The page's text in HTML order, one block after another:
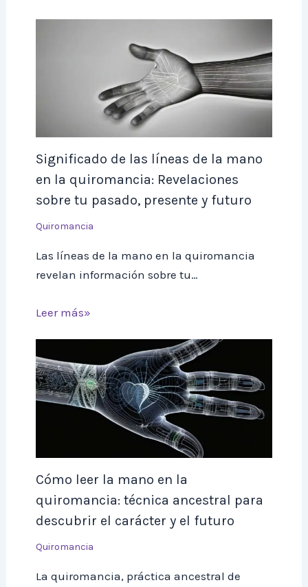
Significado de las líneas de la mano
en la quiromancia: Revelaciones
sobre tu pasado, presente y futuro
Quiromancia
Las líneas de la mano en la quiromancia
revelan información sobre tu…
Leer más»
Cómo leer la mano en la
quiromancia: técnica ancestral para
descubrir el carácter y el futuro
Quiromancia
La quiromancia, práctica ancestral de